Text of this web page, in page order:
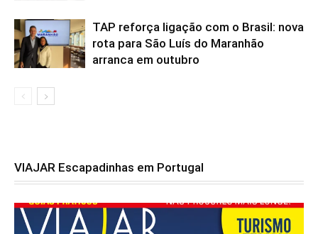
TAP reforça ligação com o Brasil: nova
rota para São Luís do Maranhão
arranca em outubro
VIAJAR Escapadinhas em Portugal